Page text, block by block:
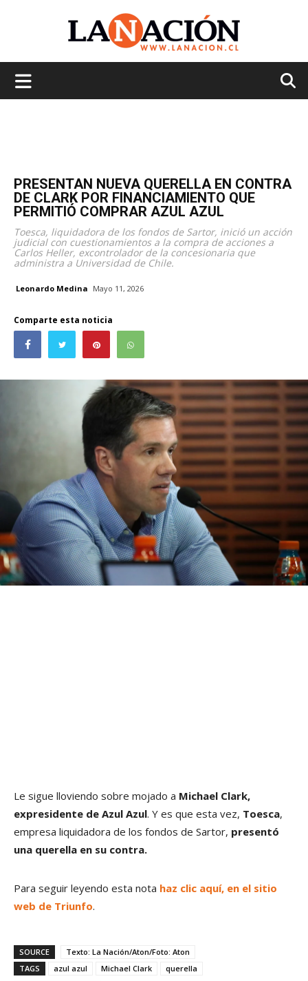
PRESENTAN NUEVA QUERELLA EN CONTRA
DE CLARK POR FINANCIAMIENTO QUE
PERMITIÓ COMPRAR AZUL AZUL
Toesca, liquidadora de los fondos de Sartor, inició un acción
judicial con cuestionamientos a la compra de acciones a
Carlos Heller, excontrolador de la concesionaria que
administra a Universidad de Chile.
Leonardo Medina Mayo 11, 2026
Comparte esta noticia
Le sigue lloviendo sobre mojado a Michael Clark,
expresidente de Azul Azul. Y es que esta vez, Toesca,
empresa liquidadora de los fondos de Sartor, presentó
una querella en su contra.
Para seguir leyendo esta nota haz clic aquí, en el sitio
web de Triunfo.
SOURCE
Texto: La Nación/Aton/Foto: Aton
TAGS
azul azul Michael Clark
querella